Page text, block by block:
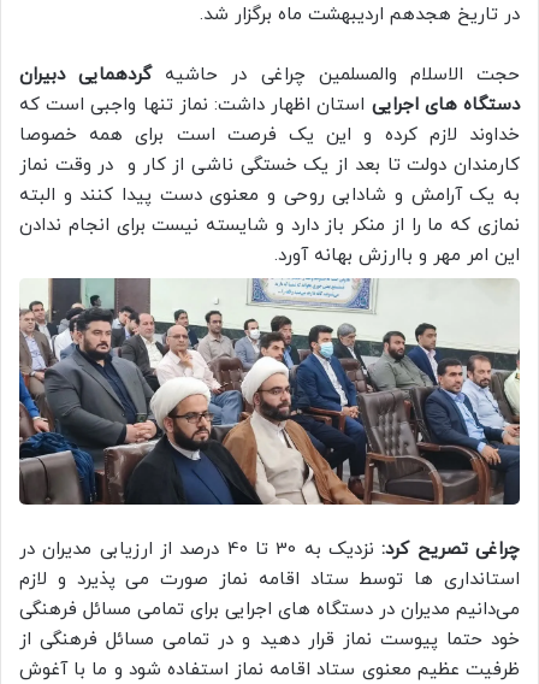
در تاریخ هجدهم اردیبهشت ماه برگزار شد.
حجت الاسلام والمسلمین چراغی در حاشیه گردهمایی دبیران
دستگاه های اجرایی استان اظهار داشت: نماز تنها واجبی است که
خداوند لازم کرده و این یک فرصت است برای همه خصوصا
کارمندان دولت تا بعد از یک خستگی ناشی از کار و در وقت نماز
به یک آرامش و شادابی روحی و معنوی دست پیدا کنند و البته
نمازی که ما را از منکر باز دارد و شایسته نیست برای انجام ندادن
این امر مهر و باارزش بهانه آورد.
چراغی تصریح کرد:
نزدیک به 30 تا 40 درصد از ارزیابی مدیران در
استانداری ها توسط ستاد اقامه نماز صورت می پذیرد و لازم
می‌دانیم مدیران در دستگاه های اجرایی برای تمامی مسائل فرهنگی
خود حتما پیوست نماز قرار دهید و در تمامی مسائل فرهنگی از
ظرفیت عظیم معنوی ستاد اقامه نماز استفاده شود و ما با آغوش